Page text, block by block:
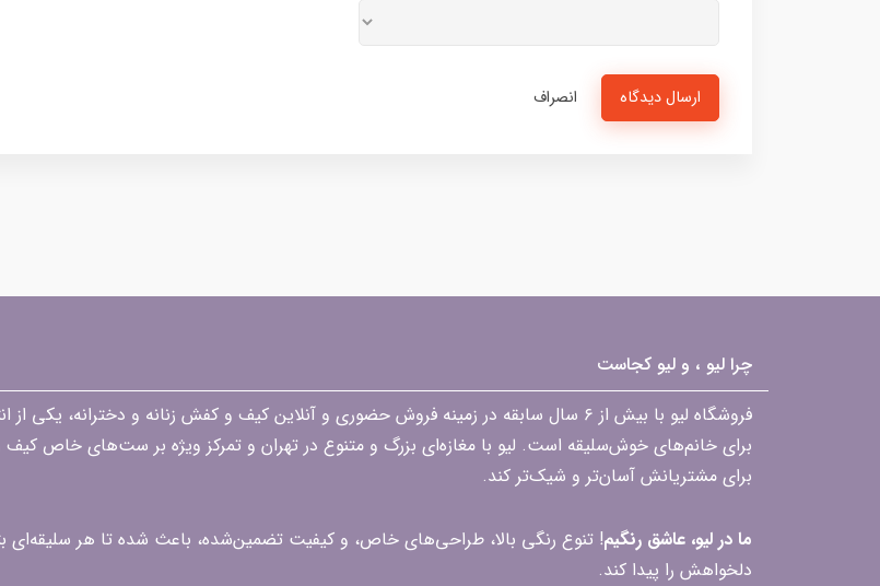
ارسال دیدگاه انصراف
چرا لیو ، و لیو کجاست
فروشگاه لیو با بیش از ۶ سال سابقه در زمینه فروش حضوری و آنلاین کیف و کفش زنانه و دخترانه،
برای خانم‌های خوش‌سلیقه است. لیو با مغازه‌ای بزرگ و متنوع در تهران و تمرکز ویژه بر ست‌های خاص کیف
برای مشتریانش آسان‌تر و شیک‌تر کند.
ما در لیو، عاشق رنگیم! تنوع رنگی بالا، طراحی‌های خاص، و کیفیت تضمین‌شده، باعث شده تا هر سلیقه‌ای
دلخواهش را پیدا کند.